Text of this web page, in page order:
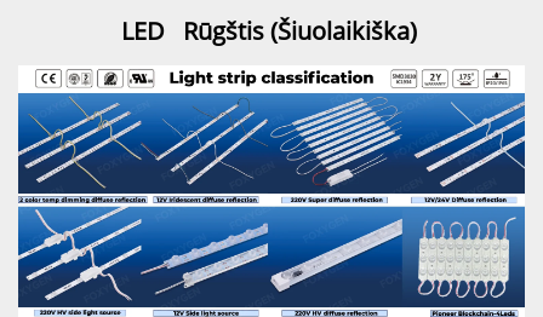
LED Rūgštis (Šiuolaikiška)